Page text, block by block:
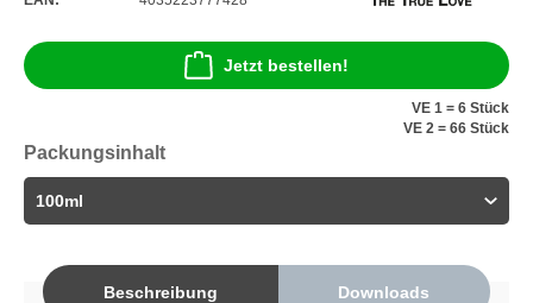
Jetzt bestellen!
VE 1 = 6 Stück
VE 2 = 66 Stück
Packungsinhalt
Beschreibung Downloads